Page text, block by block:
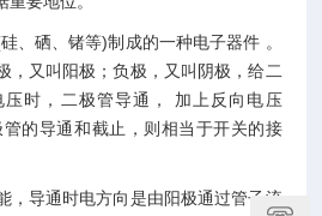
、硒、锗等)制成的一种电子器件 。
，又叫阳极；负极，又叫阴极，给二
时，二极管导通， 加上反向电压
的导通和截止，则相当于开关的接
，导通时电方向是由阳极通过管子流